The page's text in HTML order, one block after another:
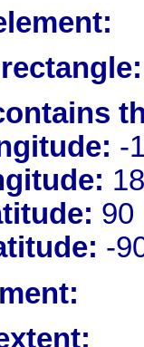
-
90
-